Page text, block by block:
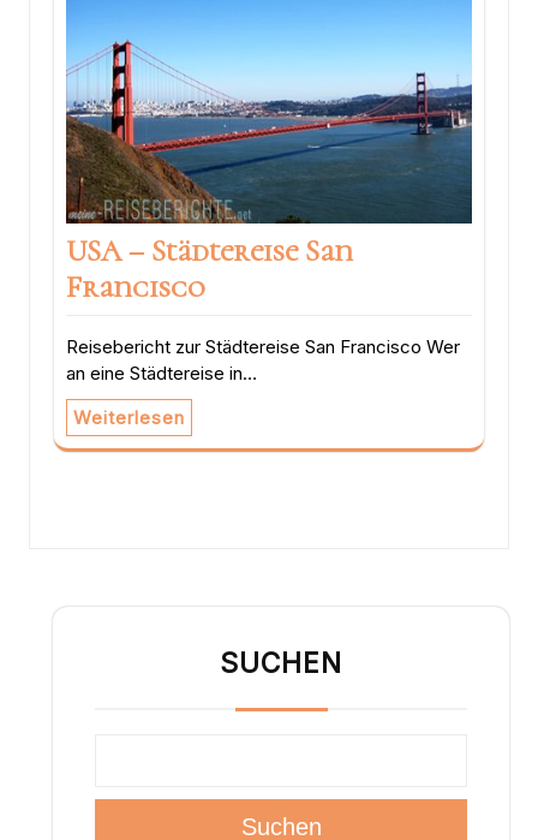
USA – Städtereise San
Francisco
Reisebericht zur Städtereise San Francisco Wer
an eine Städtereise in…
Weiterlesen
SUCHEN
Suchen